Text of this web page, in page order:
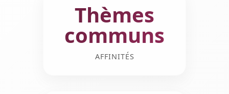
Thèmes
communs
AFFINITÉS